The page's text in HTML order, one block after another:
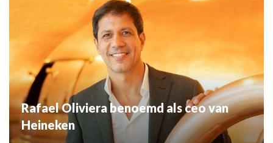
Rafael Oliviera benoemd als ceo van
Heineken